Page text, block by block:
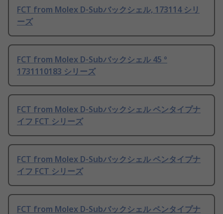
FCT from Molex D-Subバックシェル, 173114 シリ
ーズ
FCT from Molex D-Subバックシェル 45 °
1731110183 シリーズ
FCT from Molex D-Subバックシェル ペンタイプナ
イフ FCT シリーズ
FCT from Molex D-Subバックシェル ペンタイプナ
イフ FCT シリーズ
FCT from Molex D-Subバックシェル ペンタイプナ